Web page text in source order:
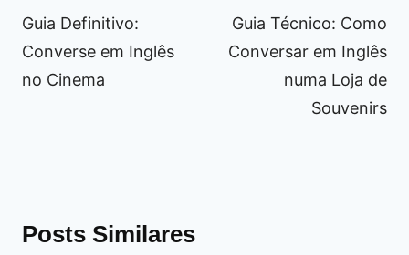
de
Post
Guia Definitivo:
Converse em Inglês
no Cinema
Guia Técnico: Como
Conversar em Inglês
numa Loja de
Souvenirs
Posts Similares